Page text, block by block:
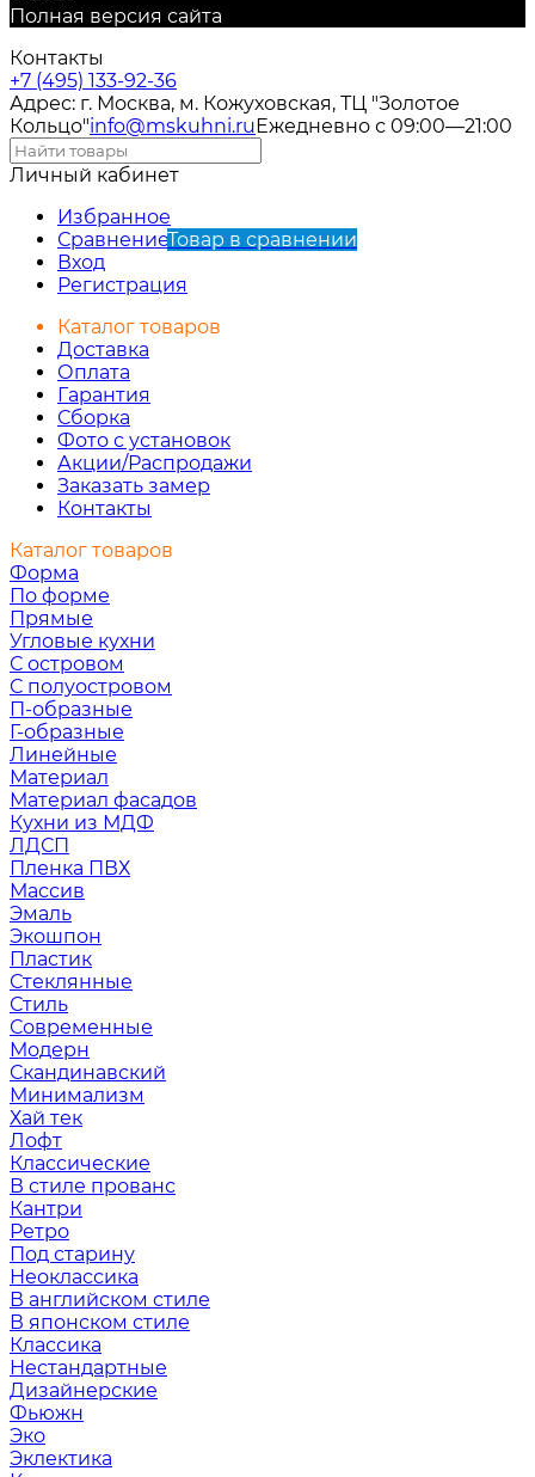
Полная версия сайта
Контакты
+7 (495) 133-92-36
Адрес: г. Москва, м. Кожуховская, ТЦ "Золотое
Кольцо"info@mskuhni.ru Ежедневно с 09:00—21:00
Личный кабинет
Избранное
СравнениеТовар в сравнении
Вход
Регистрация
Каталог товаров
Доставка
Оплата
Гарантия
Сборка
Фото с установок
Акции/Распродажи
Заказать замер
Контакты
Каталог товаров
Форма
По форме
Прямые
Угловые кухни
С островом
С полуостровом
П-образные
Г-образные
Линейные
Материал
Материал фасадов
Кухни из МДФ
ЛДСП
Пленка ПВХ
Массив
Эмаль
Экошпон
Пластик
Стеклянные
Стиль
Современные
Модерн
Скандинавский
Минимализм
Хай тек
Лофт
Классические
В стиле прованс
Кантри
Ретро
Под старину
Неоклассика
В английском стиле
В японском стиле
Классика
Нестандартные
Дизайнерские
Фьюжн
Эко
Эклектика